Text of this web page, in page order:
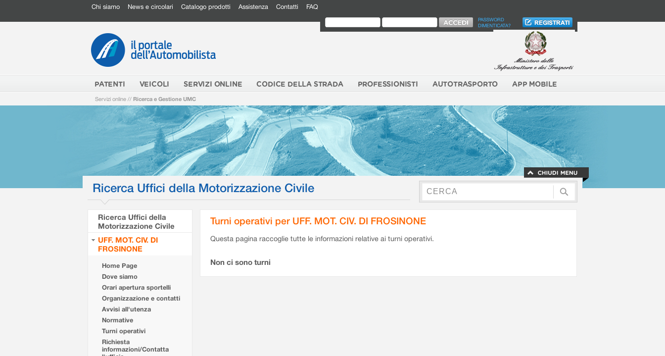
Chi siamo News e circolari Catalogo prodotti Assistenza Contatti FAQ
PASSWORD
DIMENTICATA?
PATENTI VEICOLI SERVIZI ONLINE CODICE DELLA STRADA PROFESSIONISTI AUTOTRASPORTO APP MOBILE
Servizi online // Ricerca e Gestione UMC
Ricerca Uffici della Motorizzazione Civile
Ricerca Uffici della
Motorizzazione Civile
UFF. MOT. CIV. DI
FROSINONE
Home Page
Dove siamo
Orari apertura sportelli
Organizzazione e contatti
Avvisi all'utenza
Normative
Turni operativi
Richiesta
informazioni/Contatta
Turni operativi per UFF. MOT. CIV. DI FROSINONE
Questa pagina raccoglie tutte le informazioni relative ai turni operativi.
Non ci sono turni